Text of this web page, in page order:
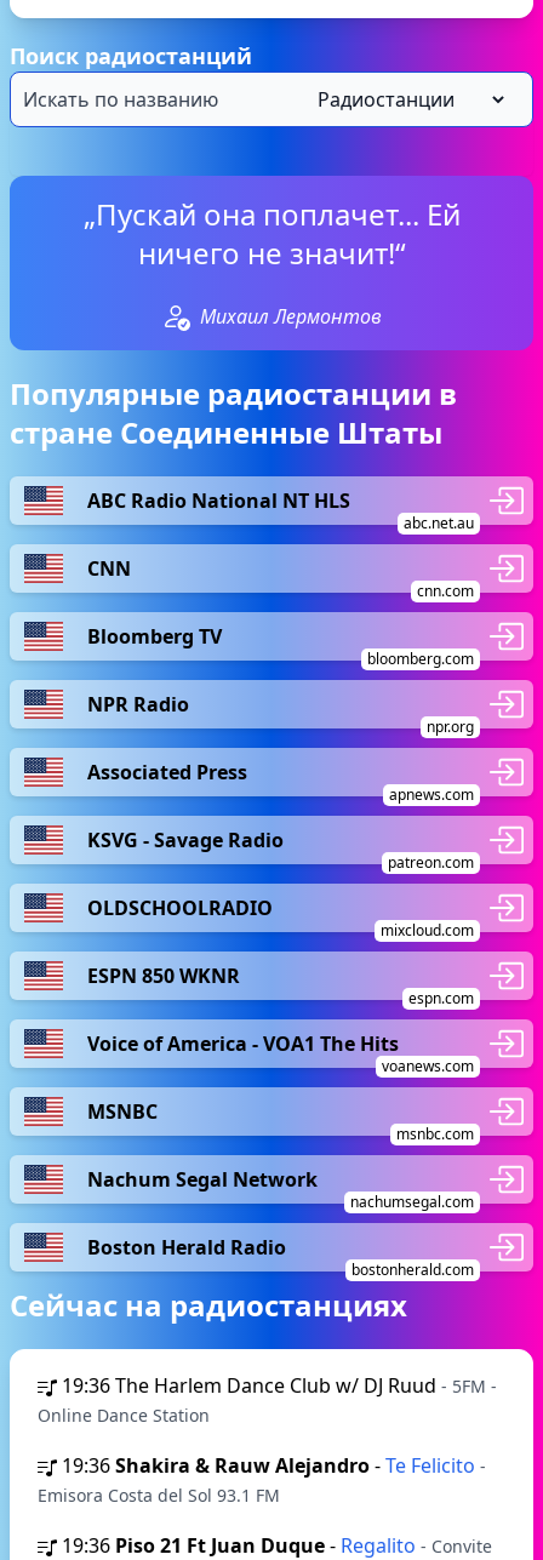
Поиск радиостанций
„Пускай она поплачет... Ей
ничего не значит!“
Михаил Лермонтов
Популярные радиостанции в
стране Соединенные Штаты
ABC Radio National NT HLS
abc.net.au
CNN
cnn.com
Bloomberg TV
bloomberg.com
NPR Radio
npr.org
Associated Press
apnews.com
KSVG - Savage Radio
patreon.com
OLDSCHOOLRADIO
mixcloud.com
ESPN 850 WKNR
espn.com
Voice of America - VOA1 The Hits
voanews.com
MSNBC
msnbc.com
Nachum Segal Network
nachumsegal.com
Boston Herald Radio
bostonherald.com
Сейчас на радиостанциях
19:36The Harlem Dance Club w/ DJ Ruud - 5FM -
Online Dance Station
19:36Shakira & Rauw Alejandro-Te Felicito -
Emisora Costa del Sol 93.1 FM
19:36 Piso 21 Ft Juan Duque- Regalito - Convite